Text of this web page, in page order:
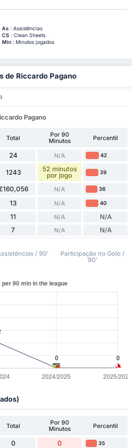
As: Assistências
CS: Clean Sheets
Min: Minutos jogados
de Riccardo Pagano
Pagano
Total
Por 90
Minutos
Percentil
24 N/A 42
1243
52 minutos
por jogo
39
N/A 36
13 N/A 40
11 N/A N/A
7 N/A N/A
/ 90'
Participação no Golo /
90'
Total
Por 90
Minutos
Percentil
0 0 35